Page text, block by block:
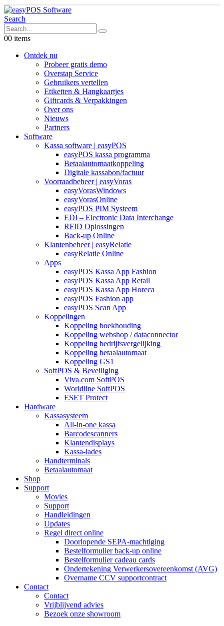
Search
00 items
Ontdek nu
Probeer gratis demo
Overstap Service
Gebruikers vertellen
Etiketten & Hangkaartjes
Giftcards & Verpakkingen
Over ons
Nieuws
Partners
Software
Kassa software | easyPOS
easyPOS kassa programma
Betaalautomaatkoppeling
Digitale kassabon/factuur
Voorraadbeheer | easyVoras
easyVorasWindows
easyVorasOnline
easyPOS PIM Systeem
EDI – Electronic Data Interchange
RFID Oplossingen
Back-up Online
Klantenbeheer | easyRelatie
easyRelatie Online
Apps
easyPOS Kassa App Fashion
easyPOS Kassa App Retail
easyPOS Kassa App Horeca
easyPOS Fashion app
easyPOS Scan App
Koppelingen
Koppeling boekhouding
Koppeling webshop / dataconnector
Koppeling bedrijfsvergelijking
Koppeling betaalautomaat
Koppeling GS1
SoftPOS & Beveiliging
Viva.com SoftPOS
Worldline SoftPOS
ESET Protect
Hardware
Kassasysteem
All-in-one kassa
Barcodescanners
Klantendisplays
Kassa-lades
Handterminals
Betaalautomaat
Shop
Support
Movies
Support
Handleidingen
Updates
Regel direct online
Doorlopende SEPA-machtiging
Bestelformulier back-up online
Bestelformulier cadeau cards
Ondertekening Verwerkersovereenkomst (AVG)
Overname CCV supportcontract
Contact
Contact
Vrijblijvend advies
Bezoek onze showroom